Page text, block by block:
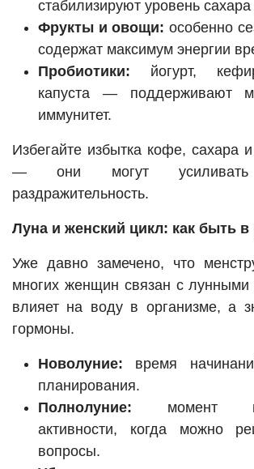
стабилизируют уровень
Фрукты и овощи: особенно
содержат максимум энергии
Пробиотики: йогурт,
капуста — поддерживают
иммунитет.
Избегайте избытка кофе, сахара
— они могут
раздражительность.
Луна и женский цикл: как быть в
Уже давно замечено, что
многих женщин связан с
влияет на воду в организме, а
гормоны.
Новолуние: время
планирования.
Полнолуние: момент
активности, когда можно
вопросы.